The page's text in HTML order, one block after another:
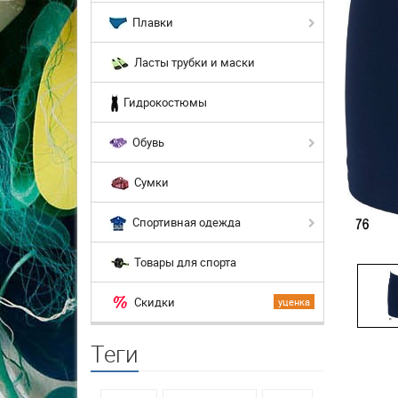
Плавки
Ласты трубки и маски
Гидрокостюмы
Обувь
Сумки
Спортивная одежда
Товары для спорта
уценка
Скидки
Теги